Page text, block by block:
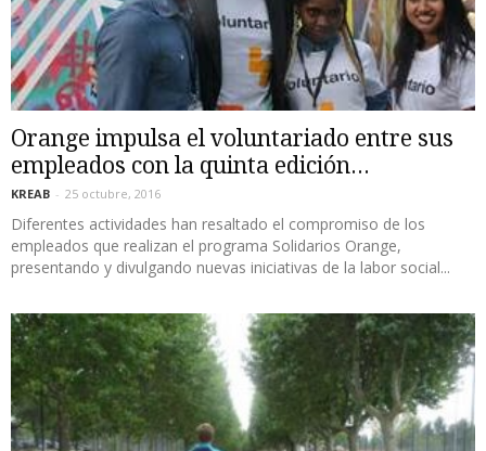
Orange impulsa el voluntariado entre sus
empleados con la quinta edición...
KREAB - 25 octubre, 2016
Diferentes actividades han resaltado el compromiso de los
empleados que realizan el programa Solidarios Orange,
presentando y divulgando nuevas iniciativas de la labor social...